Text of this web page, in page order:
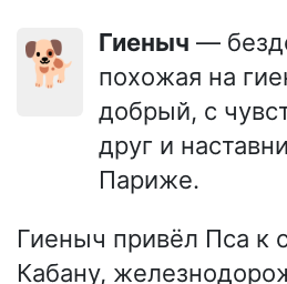
🐕 Гиеныч —
похожая на
добрый, с
друг и
Париже.
Гиеныч привёл Пса к
Кабану,